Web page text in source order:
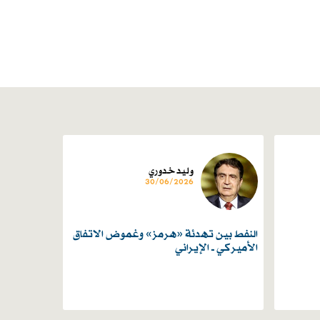
وليد خدوري
30/06/2026
النفط بين تهدئة «هرمز» وغموض الاتفاق
الأميركي ــ الإيراني